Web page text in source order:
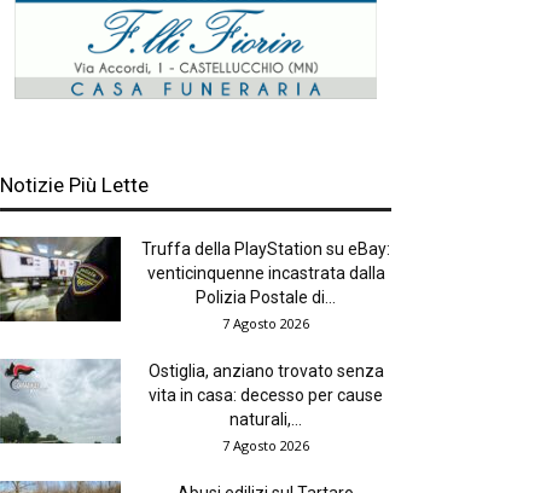
Notizie Più Lette
Truffa della PlayStation su eBay:
venticinquenne incastrata dalla
Polizia Postale di...
7 Agosto 2026
Ostiglia, anziano trovato senza
vita in casa: decesso per cause
naturali,...
7 Agosto 2026